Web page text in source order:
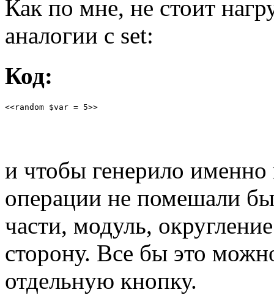
Как по мне, не стоит
аналогии с set:
Код:
<<random $var = 5>>
и чтобы генерило
операции не помешали
части, модуль,
сторону. Все бы это
отдельную кнопку.